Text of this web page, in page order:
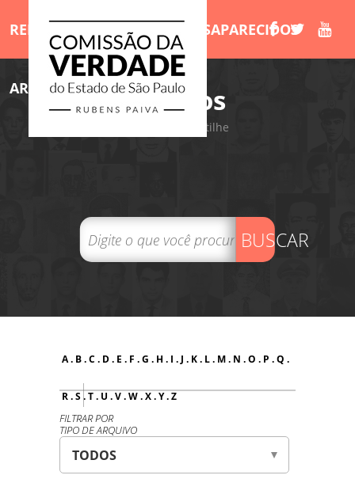
RELATÓRIO MORTOS E DESAPARECIDOS
ARQUIVOS LIVROS
/Arquivos
Compartilhe
BUSCAR
A. B.C . D. E . F .G . H. I . J . K. L. M. N .O . P .Q .
R.S .T. U .V.W.X.Y.Z
FILTRAR POR
TIPO DE ARQUIVO